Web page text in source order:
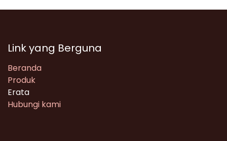
Link yang Berguna
Beranda
Produk
Erata
Hubungi kami